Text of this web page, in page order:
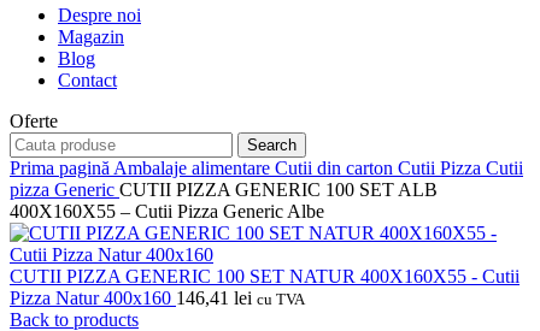
Despre noi
Magazin
Blog
Contact
Oferte
Search
Prima pagină Ambalaje alimentare Cutii din carton Cutii Pizza Cutii
pizza Generic CUTII PIZZA GENERIC 100 SET ALB
400X160X55 – Cutii Pizza Generic Albe
CUTII PIZZA GENERIC 100 SET NATUR 400X160X55 - Cutii
Pizza Natur 400x160 146,41 lei cu TVA
Back to products